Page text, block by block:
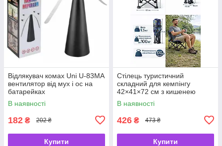
Відлякувач комах Uni U-83MA
вентилятор від мух і ос на
батарейках
В наявності
182 ₴ 202 ₴
Купити
Стілець туристичний
складний для кемпінгу
42×41×72 см з кишенею
В наявності
426 ₴ 473 ₴
Купити